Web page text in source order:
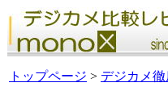
トップページ > デジカメ